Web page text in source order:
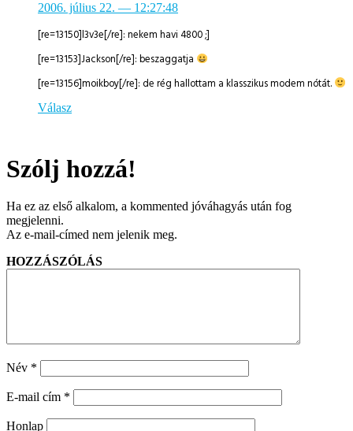
2006. július 22. — 12:27:48
[re=13150]l3v3e[/re]: nekem havi 4800 ;]
[re=13153]Jackson[/re]: beszaggatja
[re=13156]moikboy[/re]: de rég hallottam a klasszikus modem nótát.
Válasz
Szólj hozzá!
Ha ez az első alkalom, a kommented jóváhagyás után fog
megjelenni.
Az e-mail-címed nem jelenik meg.
HOZZÁSZÓLÁS
Név *
E-mail cím *
Honlap